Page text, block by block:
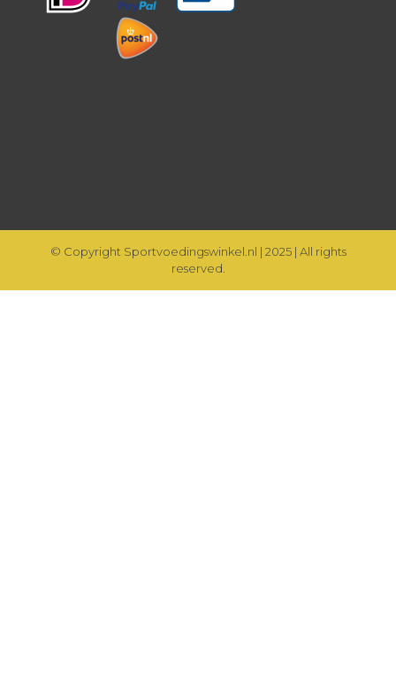
© Copyright Sportvoedingswinkel.nl | 2025 | All rights
reserved.